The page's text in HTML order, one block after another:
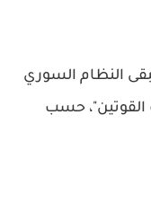
النظام السوري
القوتين"، حسب